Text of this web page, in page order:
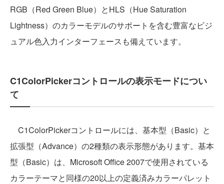
RGB（Red Green Blue）とHLS（Hue Saturation
Lightness）のカラーモデルのサポートを含む豊富なビジ
ュアル色入力インターフェースも備えています。
C1ColorPickerコントロールの表示モードについ
て
C1ColorPickerコントロールには、基本型（Basic）と
拡張型（Advance）の2種類の表示形態があります。基本
型（Basic）は、Microsoft Office 2007で使用されている
カラーテーマと同様の20以上の定義済みカラーパレット